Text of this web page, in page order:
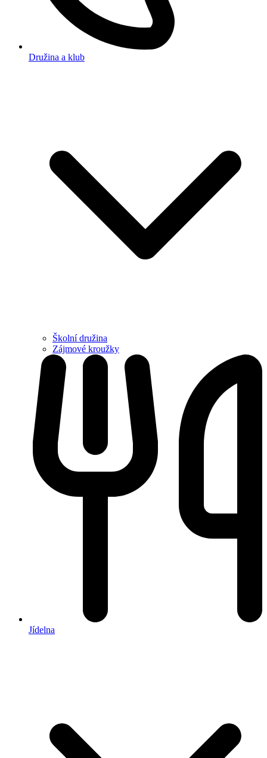
Družina a klub
Školní družina
Zájmové kroužky
Jídelna